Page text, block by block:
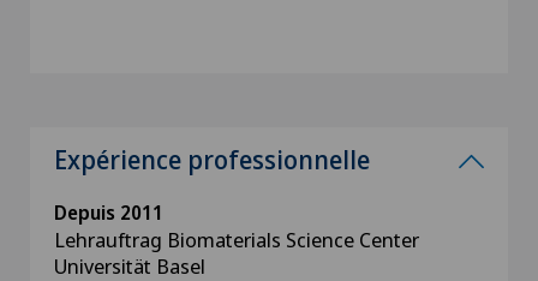
Expérience professionnelle
Depuis 2011
Lehrauftrag Biomaterials Science Center
Universität Basel